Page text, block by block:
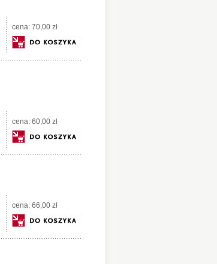
cena: 70,00 zł
cena: 60,00 zł
cena: 66,00 zł